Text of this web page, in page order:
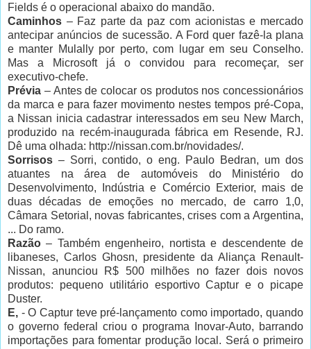
Fields é o operacional abaixo do mandão.
Caminhos – Faz parte da paz com acionistas e mercado
antecipar anúncios de sucessão. A Ford quer fazê-la plana
e manter Mulally por perto, com lugar em seu Conselho.
Mas a Microsoft já o convidou para recomeçar, ser
executivo-chefe.
Prévia – Antes de colocar os produtos nos concessionários
da marca e para fazer movimento nestes tempos pré-Copa,
a Nissan inicia cadastrar interessados em seu New March,
produzido na recém-inaugurada fábrica em Resende, RJ.
Dê uma olhada: http://nissan.com.br/novidades/.
Sorrisos – Sorri, contido, o eng. Paulo Bedran, um dos
atuantes na área de automóveis do Ministério do
Desenvolvimento, Indústria e Comércio Exterior, mais de
duas décadas de emoções no mercado, de carro 1,0,
Câmara Setorial, novas fabricantes, crises com a Argentina,
... Do ramo.
Razão – Também engenheiro, nortista e descendente de
libaneses, Carlos Ghosn, presidente da Aliança Renault-
Nissan, anunciou R$ 500 milhões no fazer dois novos
produtos: pequeno utilitário esportivo Captur e o picape
Duster.
E, - O Captur teve pré-lançamento como importado, quando
o governo federal criou o programa Inovar-Auto, barrando
importações para fomentar produção local. Será o primeiro